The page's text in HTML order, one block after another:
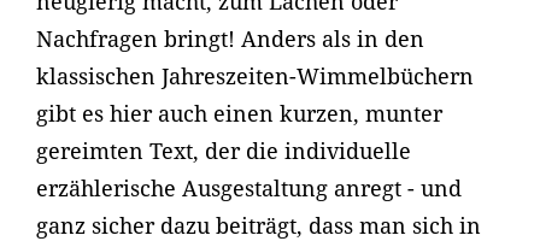
Nachfragen bringt! Anders als in den
klassischen Jahreszeiten-Wimmelbüchern
gibt es hier auch einen kurzen, munter
gereimten Text, der die individuelle
erzählerische Ausgestaltung anregt - und
ganz sicher dazu beiträgt, dass man sich in